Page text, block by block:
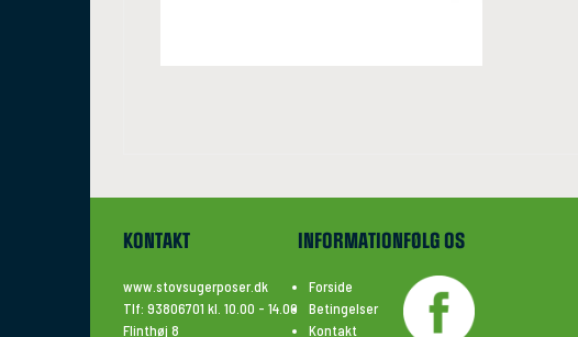
KONTAKT
www.stovsugerposer.dk
Tlf: 93806701 kl. 10.00 - 14.00
Flinthøj 8
INFORMATION
Forside
Betingelser
Kontakt
FØLG OS